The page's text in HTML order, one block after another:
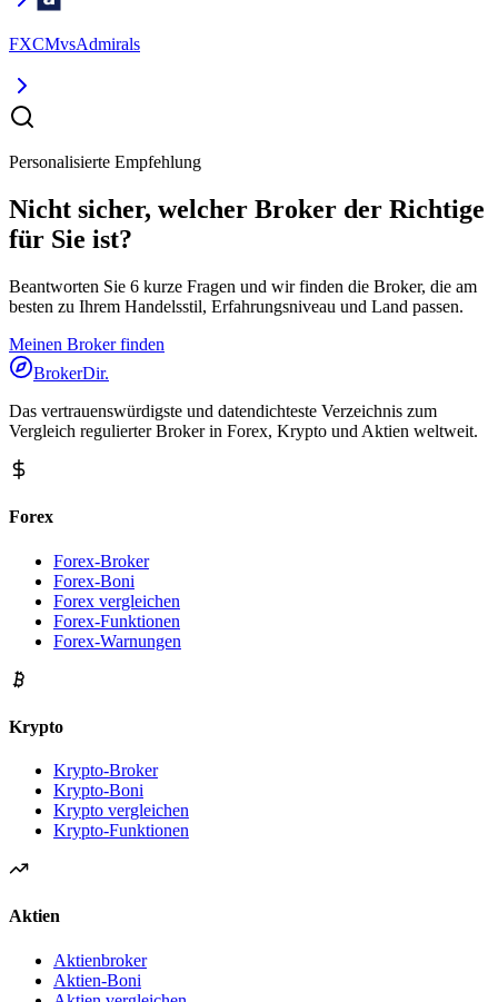
FXCMvsAdmirals
Personalisierte Empfehlung
Nicht sicher, welcher Broker der Richtige
für Sie ist?
Beantworten Sie 6 kurze Fragen und wir finden die Broker, die am
besten zu Ihrem Handelsstil, Erfahrungsniveau und Land passen.
Meinen Broker finden
BrokerDir.
Das vertrauenswürdigste und datendichteste Verzeichnis zum
Vergleich regulierter Broker in Forex, Krypto und Aktien weltweit.
Forex
Forex-Broker
Forex-Boni
Forex vergleichen
Forex-Funktionen
Forex-Warnungen
Krypto
Krypto-Broker
Krypto-Boni
Krypto vergleichen
Krypto-Funktionen
Aktien
Aktienbroker
Aktien-Boni